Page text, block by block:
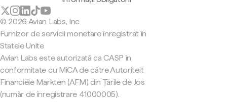
© 2026 Avian Labs, Inc
Furnizor de servicii monetare înregistrat în
Statele Unite
Avian Labs este autorizată ca CASP în
conformitate cu MiCA de către Autoriteit
Financiële Markten (AFM) din Țările de Jos
(număr de înregistrare 41000005).